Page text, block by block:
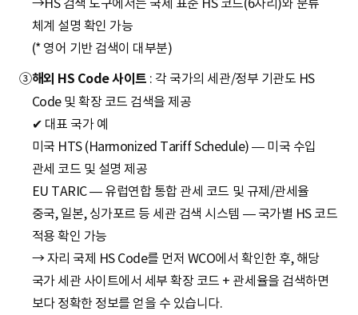
체계 설명 확인 가능
(* 영어 기반 검색이 대부분)
③해외 HS Code 사이트 : 각 국가의 세관/정부 기관도 HS
Code 및 확장 코드 검색을 제공
✔ 대표 국가 예
미국 HTS (Harmonized Tariff Schedule) — 미국 수입
관세 코드 및 설명 제공
EU TARIC — 유럽연합 통합 관세 코드 및 규제/관세율
중국, 일본, 싱가포르 등 세관 검색 시스템 — 국가별 HS 코드
적용 확인 가능
→ 자리 국제 HS Code를 먼저 WCO에서 확인한 후, 해당
국가 세관 사이트에서 세부 확장 코드 + 관세율을 검색하면
보다 정확한 정보를 얻을 수 있습니다.